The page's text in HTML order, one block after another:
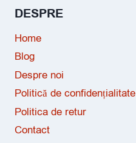
DESPRE
Home
Blog
Despre noi
Politică de confidențialitate
Politica de retur
Contact